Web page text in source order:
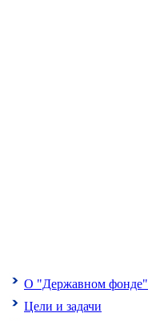
О "Державном фонде"
Цели и задачи